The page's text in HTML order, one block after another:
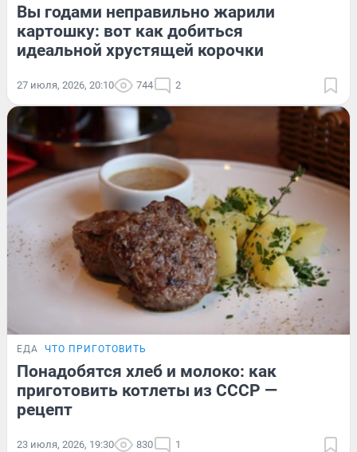
Вы годами неправильно жарили
картошку: вот как добиться
идеальной хрустящей корочки
27 июля, 2026, 20:10 744 2
ЕДА ЧТО ПРИГОТОВИТЬ
Понадобятся хлеб и молоко: как
приготовить котлеты из СССР —
рецепт
23 июля, 2026, 19:30 830 1